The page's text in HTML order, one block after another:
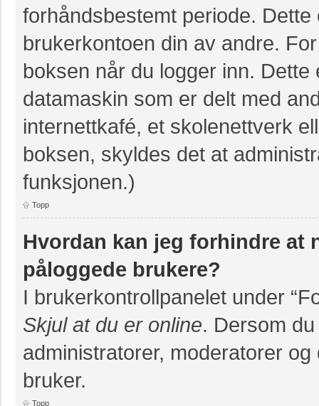
forhåndsbestemt periode.
brukerkontoen din av andre.
boksen når du logger inn.
datamaskin som er delt med
internettkafé, et skolenettverk
boksen, skyldes det at
funksjonen.)
Topp
Hvordan kan jeg forhindre
påloggede brukere?
I brukerkontrollpanelet under
Skjul at du er online. Dersom
administratorer, moderatorer
bruker.
Topp